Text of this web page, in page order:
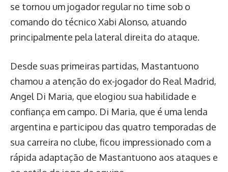
se tornou um jogador regular no time sob o
comando do técnico Xabi Alonso, atuando
principalmente pela lateral direita do ataque.
Desde suas primeiras partidas, Mastantuono
chamou a atenção do ex-jogador do Real Madrid,
Angel Di Maria, que elogiou sua habilidade e
confiança em campo. Di Maria, que é uma lenda
argentina e participou das quatro temporadas de
sua carreira no clube, ficou impressionado com a
rápida adaptação de Mastantuono aos ataques e